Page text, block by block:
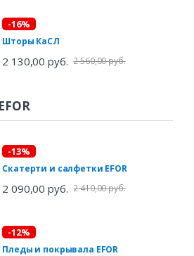
-16%
Шторы КаСЛ
2 130,00 руб. 2 560,00 руб.
-13%
Скатерти и салфетки EFOR
2 090,00 руб. 2 410,00 руб.
-12%
Пледы и покрывала EFOR